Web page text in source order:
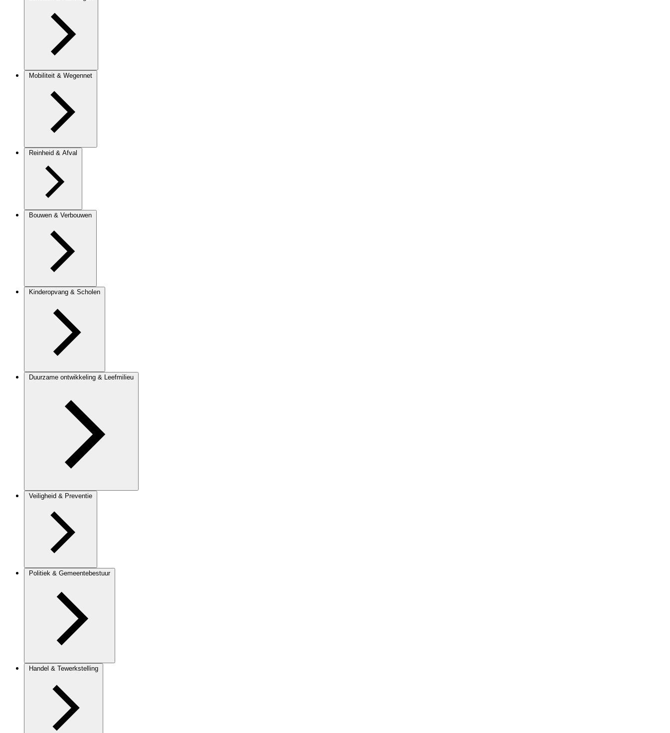
Mobiliteit & Wegennet
Reinheid & Afval
Bouwen & Verbouwen
Kinderopvang & Scholen
Duurzame ontwikkeling & Leefmilieu
Veiligheid & Preventie
Politiek & Gemeentebestuur
Handel & Tewerkstelling